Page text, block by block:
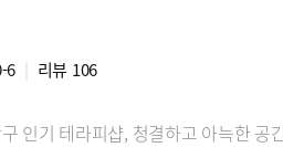
6 리뷰 106
인기 테라피샵, 청결하고 아늑한 공